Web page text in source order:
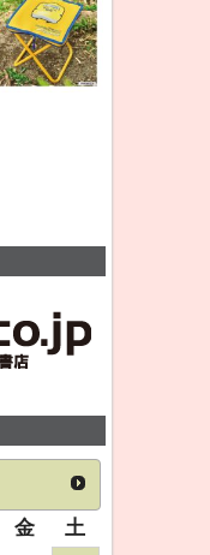
金
土